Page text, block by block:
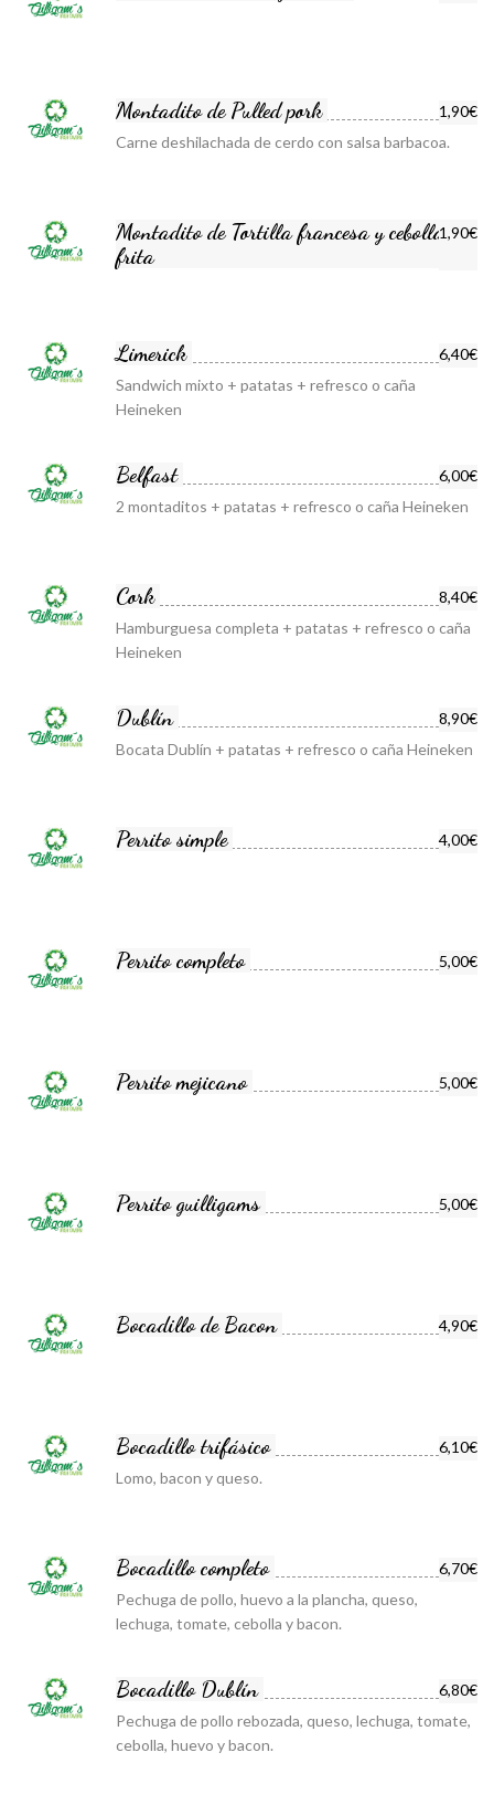
Montadito de Pulled pork
1,90€
Carne deshilachada de cerdo con salsa barbacoa.
Montadito de Tortilla francesa y cebolla
frita
1,90€
Limerick
6,40€
Sandwich mixto + patatas + refresco o caña
Heineken
Belfast
6,00€
2 montaditos + patatas + refresco o caña Heineken
Cork
8,40€
Hamburguesa completa + patatas + refresco o caña
Heineken
Dublín
8,90€
Bocata Dublín + patatas + refresco o caña Heineken
Perrito simple 4,00€
Perrito completo 5,00€
Perrito mejicano 5,00€
Perrito guilligams 5,00€
Bocadillo de Bacon 4,90€
Bocadillo trifásico
6,10€
Lomo, bacon y queso.
Bocadillo completo
6,70€
Pechuga de pollo, huevo a la plancha, queso,
lechuga, tomate, cebolla y bacon.
Bocadillo Dublín
6,80€
Pechuga de pollo rebozada, queso, lechuga, tomate,
cebolla, huevo y bacon.